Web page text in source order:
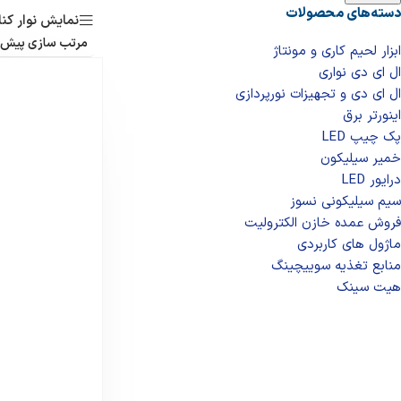
دسته‌های محصولات
ابزار لحیم کاری و مونتاژ
ال ای دی‌ نواری
ال‌ ای‌ دی و تجهیزات نورپردازی
اینورتر برق
پک چیپ LED
خمیر سیلیکون
درایور LED
سیم سیلیکونی نسوز
فروش عمده خازن الکترولیت
ماژول های کاربردی
منابع تغذیه سوییچینگ
هیت سینک
نمایش نوار